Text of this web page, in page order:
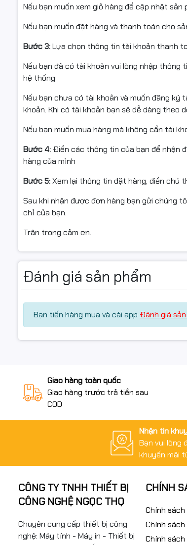
Nếu bạn muốn xem giỏ hàng để cập nhật sản
Nếu bạn muốn đặt hàng và thanh toán cho
Bước 3:Lựa chọn thông tin tài khoản thanh
Nếu bạn đã có tài khoản vui lòng nhập thông
hệ thống
Nếu bạn chưa có tài khoản và muốn đăng
khoản. Khi có tài khoản bạn sẽ dễ dàng theo
Nếu bạn muốn mua hàng mà không cần tài
Bước 4: Điền các thông tin của bạn để nhận
hàng của mình
Bước 5:Xem lại thông tin đặt hàng, điền chú
Sau khi nhận được đơn hàng bạn gửi chúng
chỉ của bạn.
Trân trọng cảm ơn.
Đánh giá sản phẩm
Bạn tiến hàng mua và cài app Đánh giá
Giao hàng toàn quốc
Giao hàng trước trả tiền sau
COD
Nhận tin
Bạn vui lòng
khuyến mãi
CÔNG TY TNHH THIẾT BỊ
CÔNG NGHỆ NGỌC THỌ
Chuyên cung cấp thiết bị công
nghệ: Máy tính - Máy in - Thiết bị
CHÍNH
Chính
Chính
Chính